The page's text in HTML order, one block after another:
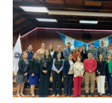
INTERNACIONAL